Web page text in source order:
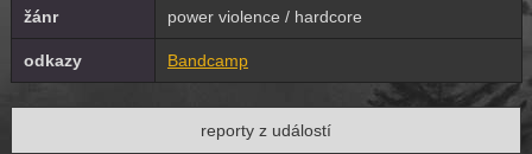
žánr power violence / hardcore
odkazy Bandcamp
reporty z událostí